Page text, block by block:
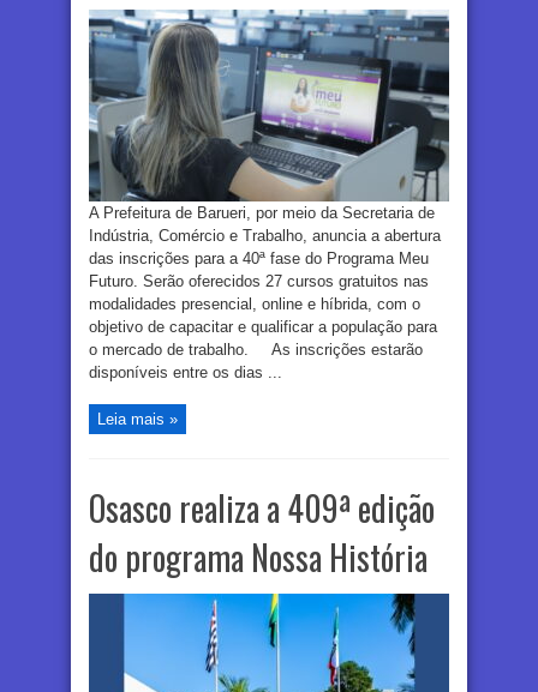
A Prefeitura de Barueri, por meio da Secretaria de
Indústria, Comércio e Trabalho, anuncia a abertura
das inscrições para a 40ª fase do Programa Meu
Futuro. Serão oferecidos 27 cursos gratuitos nas
modalidades presencial, online e híbrida, com o
objetivo de capacitar e qualificar a população para
o mercado de trabalho. As inscrições estarão
disponíveis entre os dias ...
Leia mais »
Osasco realiza a 409ª edição
do programa Nossa História